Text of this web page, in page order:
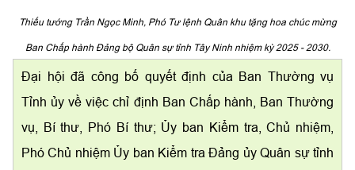
Thiếu tướng Trần Ngọc Minh, Phó Tư lệnh Quân khu tặng hoa chúc mừng
Ban Chấp hành Đảng bộ Quân sự tỉnh Tây Ninh nhiệm kỳ 2025 - 2030.
Đại hội đã công bố quyết định của Ban Thường vụ
Tỉnh ủy về việc chỉ định Ban Chấp hành, Ban Thường
vụ, Bí thư, Phó Bí thư; Ủy ban Kiểm tra, Chủ nhiệm,
Phó Chủ nhiệm Ủy ban Kiểm tra Đảng ủy Quân sự tỉnh